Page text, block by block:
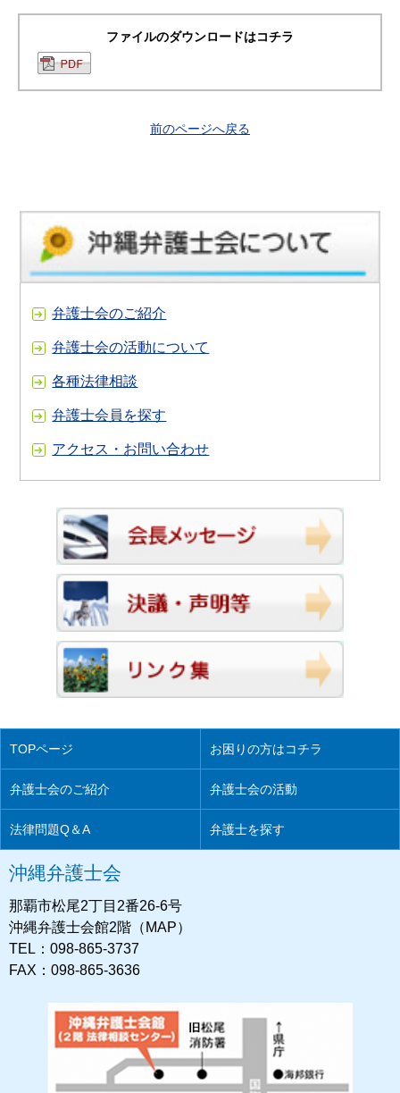
ファイルのダウンロードはコチラ
前のページへ戻る
弁護士会のご紹介
弁護士会の活動について
各種法律相談
弁護士会員を探す
アクセス・お問い合わせ
TOPページ お困りの方はコチラ
弁護士会のご紹介 弁護士会の活動
法律問題Q＆A 弁護士を探す
沖縄弁護士会
那覇市松尾2丁目2番26-6号
沖縄弁護士会館2階（MAP）
TEL：098-865-3737
FAX：098-865-3636